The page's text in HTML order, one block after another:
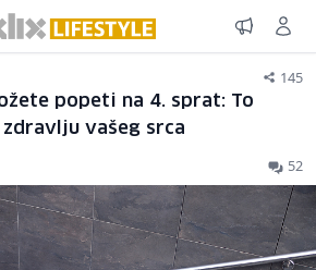
145
popeti na 4. sprat: To
vašeg srca
52